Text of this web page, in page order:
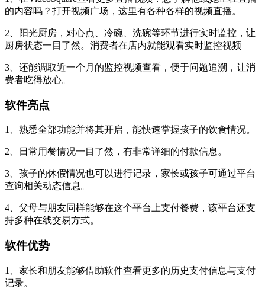
的内容吗？打开视频广场，这里有各种各样的视频直播。
2、阳光厨房，对心点、冷碗、洗碗等环节进行实时监控，让
厨房状态一目了然。消费者在店内就能观看实时监控视频
3、还能调取近一个月的监控视频查看，便于问题追溯，让消
费者吃得放心。
软件亮点
1、熟悉全部功能并将其开启，能快速掌握孩子的饮食情况。
2、日常用餐情况一目了然，有非常详细的付款信息。
3、孩子的休假情况也可以进行记录，家长或孩子可通过平台
查询相关动态信息。
4、父母与朋友同样能够在这个平台上支付餐费，该平台还支
持多种在线交易方式。
软件优势
1、家长和朋友能够借助软件查看更多的历史支付信息与支付
记录。